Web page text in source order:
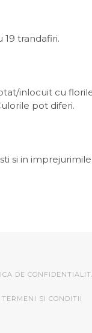
trandafiri.
inlocuit cu
pot diferi.
si in imprejurimile
DE
TERMENI SI CONDITII